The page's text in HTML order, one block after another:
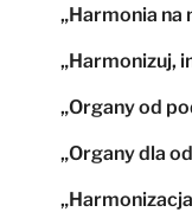
„Harmonia na
„Harmonizuj,
„Organy od
„Organy dla